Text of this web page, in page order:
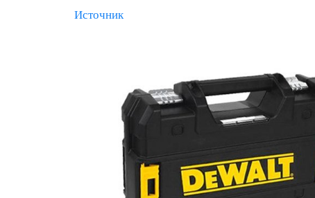
Источник